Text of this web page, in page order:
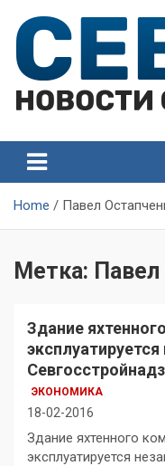
content
Севастополя
Home Павел
Метка:
Здание
ЭКОНОМИКА
18-02-2016
Здание яхтенного
эксплуатируется